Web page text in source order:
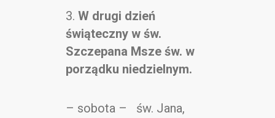
3. W drugi dzień
świąteczny w św.
Szczepana Msze św. w
porządku niedzielnym.
– sobota – św. Jana,